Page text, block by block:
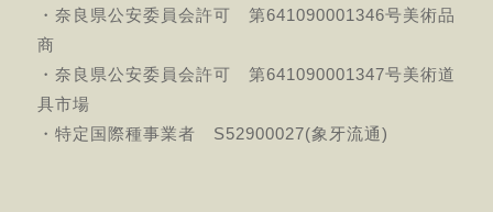
・奈良県公安委員会許可 第641090001346号美術品
商
・奈良県公安委員会許可 第641090001347号美術道
具市場
・特定国際種事業者 S52900027(象牙流通)